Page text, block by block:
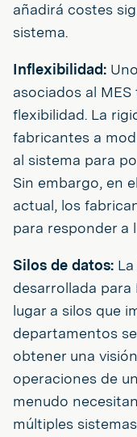
añadirá costes
sistema.
Inflexibilidad:
asociados al
flexibilidad. La
fabricantes a
al sistema para
Sin embargo, en
actual, los
para responder a
Silos de datos:
desarrollada para
lugar a silos que
departamentos
obtener una
operaciones de
menudo
múltiples